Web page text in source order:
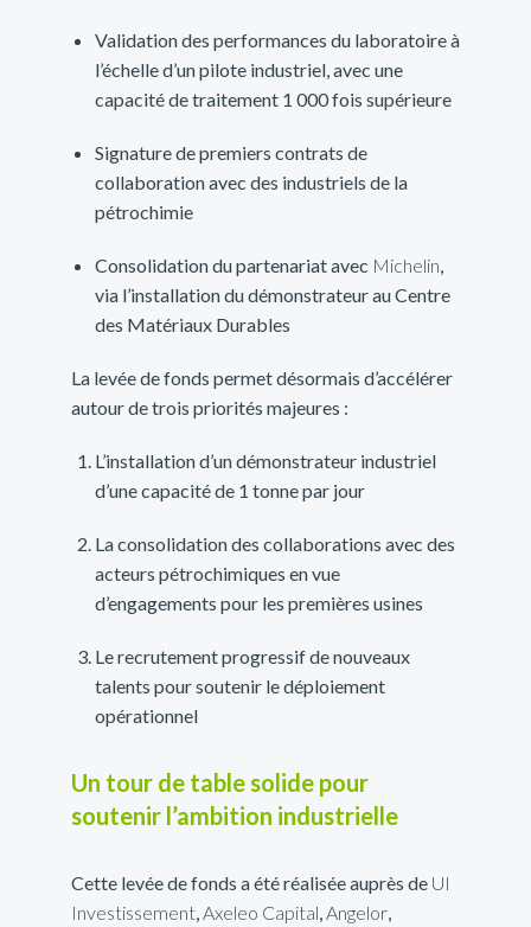
Validation des performances du laboratoire à
l’échelle d’un pilote industriel, avec une
capacité de traitement 1 000 fois supérieure
Signature de premiers contrats de
collaboration avec des industriels de la
pétrochimie
Consolidation du partenariat avec Michelin,
via l’installation du démonstrateur au Centre
des Matériaux Durables
La levée de fonds permet désormais d’accélérer
autour de trois priorités majeures :
L’installation d’un démonstrateur industriel
d’une capacité de 1 tonne par jour
La consolidation des collaborations avec des
acteurs pétrochimiques en vue
d’engagements pour les premières usines
Le recrutement progressif de nouveaux
talents pour soutenir le déploiement
opérationnel
Un tour de table solide pour
soutenir l’ambition industrielle
Cette levée de fonds a été réalisée auprès de UI
Investissement,Axeleo Capital,Angelor,